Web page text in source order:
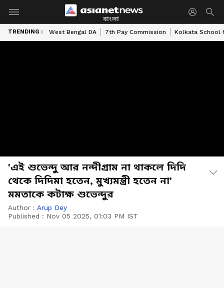
বাংলা
TRENDING : West Bengal DA 7th Pay Commission Kolkata School
'এই শুভেন্দু আর নন্দীগ্রাম না থাকলে দিদি
থেকে দিদিমা হতেন, মুখ্যমন্ত্রী হতেন না'
মমতাকে কটাক্ষ শুভেন্দুর
Author : Arup Dey
Published : Nov 05 2025, 01:03 PM IST